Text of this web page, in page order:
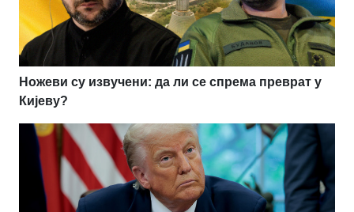
Ножеви су извучени: да ли се спрема преврат у
Кијеву?